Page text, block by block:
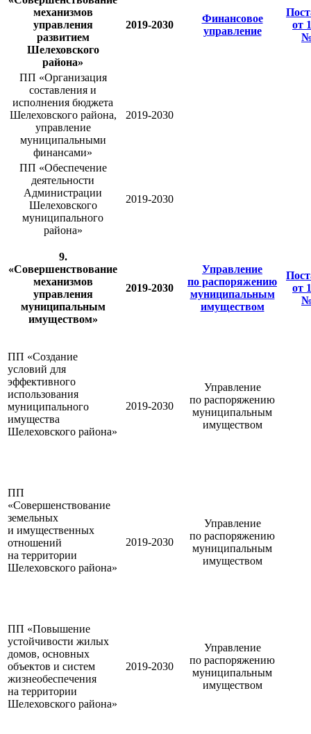
механизмов
управления
развитием
Шелеховского
района»
2019-2030
Финансовое
управление
от
№
ПП «Организация
составления и
исполнения бюджета
Шелеховского района,
управление
муниципальными
финансами»
2019-2030
ПП «Обеспечение
деятельности
Администрации
Шелеховского
муниципального
района»
2019-2030
9.
«Совершенствование
механизмов
управления
муниципальным
имуществом»
2019-2030
Управление
по распоряжению
муниципальным
имуществом
от
№
ПП «Создание
условий для
эффективного
использования
муниципального
имущества
Шелеховского района»
2019-2030
Управление
по распоряжению
муниципальным
имуществом
ПП
«Совершенствование
земельных
и имущественных
отношений
на территории
Шелеховского района»
2019-2030
Управление
по распоряжению
муниципальным
имуществом
ПП «Повышение
устойчивости жилых
домов, основных
объектов и систем
жизнеобеспечения
на территории
Шелеховского района»
2019-2030
Управление
по распоряжению
муниципальным
имуществом